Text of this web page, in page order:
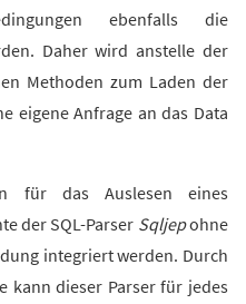
ebenfalls die
Daher wird anstelle der
Methoden zum Laden der
eigene Anfrage an das Data
für das Auslesen eines
der SQL-Parser Sqljepohne
integriert werden. Durch
kann dieser Parser für jedes